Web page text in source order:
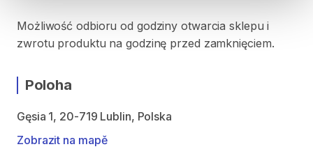
Możliwość odbioru od godziny otwarcia sklepu i
zwrotu produktu na godzinę przed zamknięciem.
Poloha
Gęsia 1, 20-719 Lublin, Polska
Zobrazit na mapě